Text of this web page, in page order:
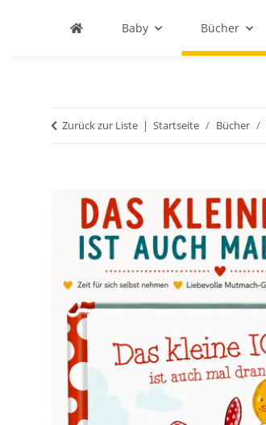
Baby Bücher
Zurück zur Liste Startseite Bücher